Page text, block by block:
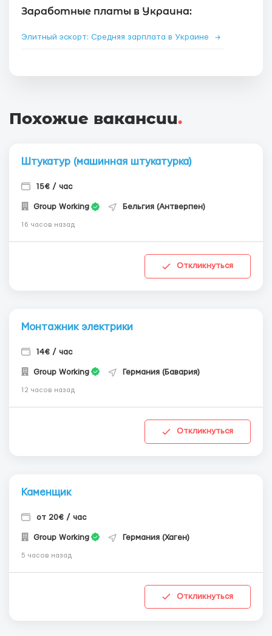
Заработные платы в Украина:
Элитный эскорт: Средняя зарплата в Украине →
Похожие вакансии.
Штукатур (машинная штукатурка)
15€ / час
Group Working Бельгия (Антверпен)
16 часов назад
Откликнуться
Монтажник электрики
14€ / час
Group Working Германия (Бавария)
12 часов назад
Откликнуться
Каменщик
от 20€ / час
Group Working Германия (Хаген)
5 часов назад
Откликнуться